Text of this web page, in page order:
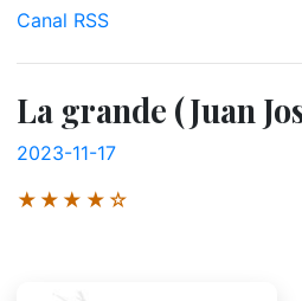
Canal RSS
La grande (Juan
2023-11-17
★★★★☆